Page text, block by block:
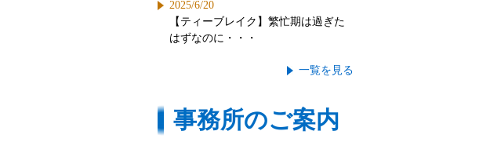
2025/6/20
【ティーブレイク】繁忙期は過ぎた
はずなのに・・・
一覧を見る
事務所のご案内